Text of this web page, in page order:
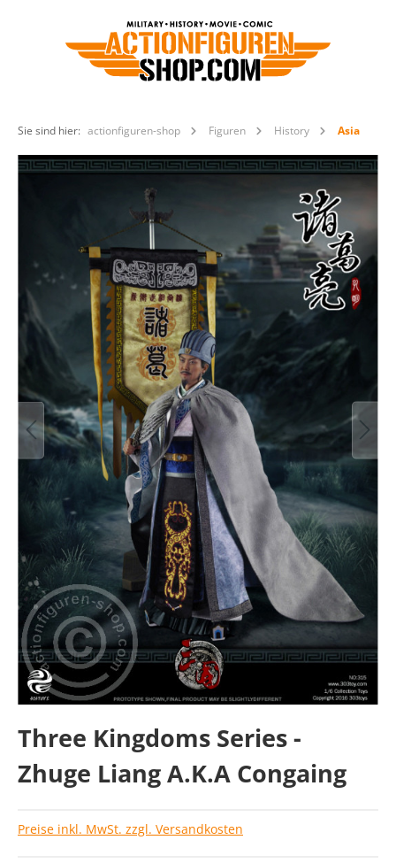
Sie sind hier: actionfiguren-shop Figuren History Asia
Three Kingdoms Series -
Zhuge Liang A.K.A Congaing
Preise inkl. MwSt. zzgl. Versandkosten